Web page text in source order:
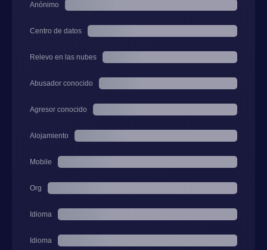
Anónimo
Centro de datos
Relevo en las nubes
Abusador conocido
Agresor conocido
Alojamiento
Mobile
Org
Idioma
Idioma